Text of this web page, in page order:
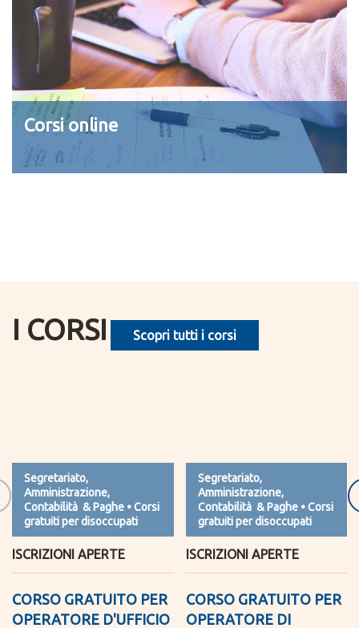
Corsi online
I CORSI Scopri tutti i corsi
Segretariato,
Amministrazione,
Contabilità & Paghe • Corsi
gratuiti per disoccupati
ISCRIZIONI APERTE
CORSO GRATUITO PER
OPERATORE D'UFFICIO
Segretariato,
Amministrazione,
Contabilità & Paghe • Corsi
gratuiti per disoccupati
ISCRIZIONI APERTE
CORSO GRATUITO PER
OPERATORE DI